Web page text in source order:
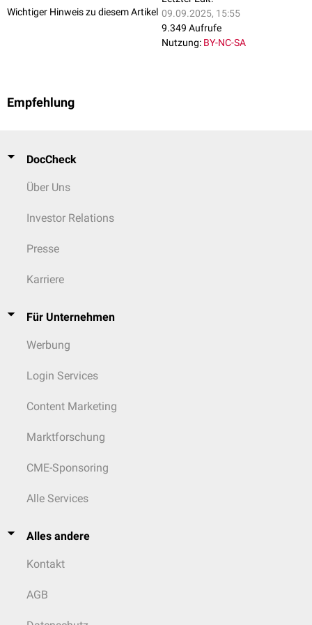
Taenianotus
Ursinoscorpaenopsis
Wichtiger Hinweis zu diesem Artikel 09.09.2025, 15:55
9.349 Aufrufe
Nutzung: BY-NC-SA
Empfehlung
DocCheck
Über Uns
Investor Relations
Presse
Karriere
Für Unternehmen
Werbung
Login Services
Content Marketing
Marktforschung
CME-Sponsoring
Alle Services
Alles andere
Kontakt
AGB